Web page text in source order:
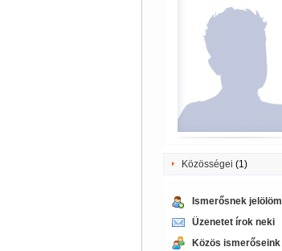
Közösségei (1)
Ismerősnek jelölöm
Üzenetet írok neki
Közös ismerőseink